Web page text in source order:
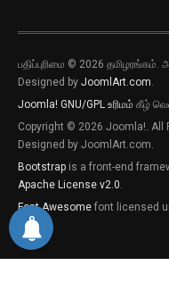
பதிப்புரிமை © 2026
Designed by JoomlArt.com.
Joomla! GNU/GPL உரிமம் கீழ்
Copyright © 2026 Joomla!. All
Designed by JoomlArt.com.
Bootstrap is a front-end
Apache License v2.0.
Font Awesome font licensed